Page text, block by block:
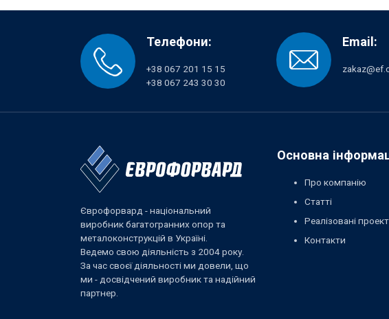
Телефони:
+38 067 201 15 15
+38 067 243 30 30
Email:
Єврофорвард - національний
виробник багатогранних опор та
металоконструкцій в Україні.
Ведемо свою діяльність з 2004 року.
За час своєї діяльності ми довели, що
ми - досвідчений виробник та надійний
партнер.
Основна
Про компанію
Статті
Реалізовані
Контакти